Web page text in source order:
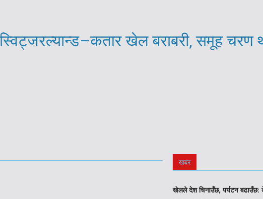
खेल बराबरी, समूह चरण
खबर
खेलले देश चिनाउँछ, पर्यटन बढाउँछ: